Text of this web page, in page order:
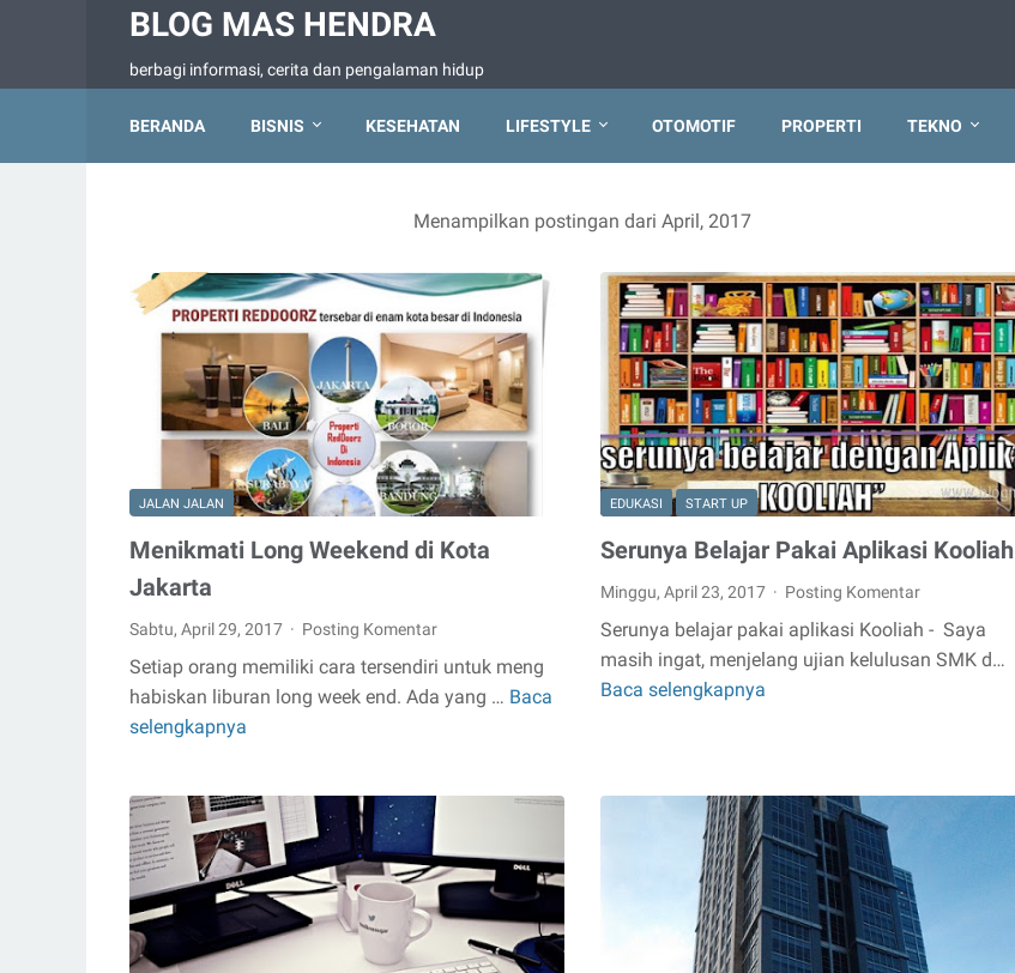
BLOG MAS HENDRA
berbagi informasi, cerita dan pengalaman hidup
BERANDA BISNIS KESEHATAN LIFESTYLE OTOMOTIF PROPERTI TEKNO
Menampilkan postingan dari April, 2017
JALAN JALAN
Menikmati Long Weekend di Kota
Jakarta
Sabtu, April 29, 2017 Posting Komentar
Setiap orang memiliki cara tersendiri untuk meng
habiskan liburan long week end. Ada yang … Baca
selengkapnya
Menikmati
di
Kota
Jakarta
EDUKASI START UP
Serunya Belajar Pakai Aplikasi Kooliah
Minggu, April 23, 2017 Posting Komentar
Serunya belajar pakai aplikasi Kooliah - Saya
masih ingat, menjelang ujian kelulusan SMK d…
Baca selengkapnya
Kooliah